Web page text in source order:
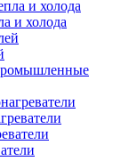
и холода